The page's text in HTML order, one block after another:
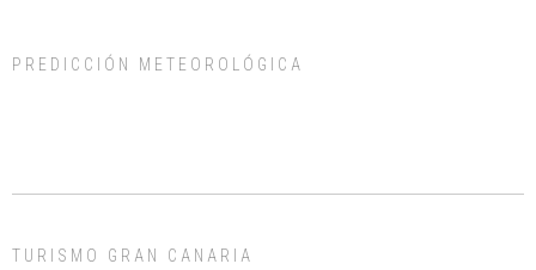
días, ella incluida...
PREDICCIÓN METEOROLÓGICA
TURISMO GRAN CANARIA